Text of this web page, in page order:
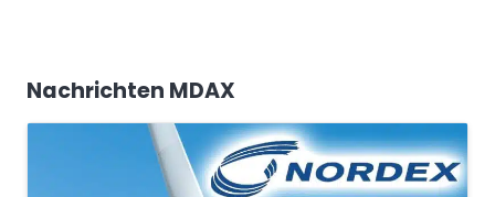
Nachrichten MDAX